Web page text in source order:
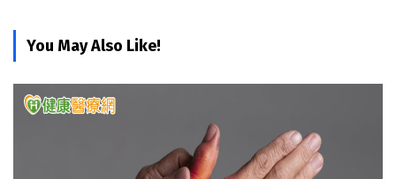
You May Also Like!